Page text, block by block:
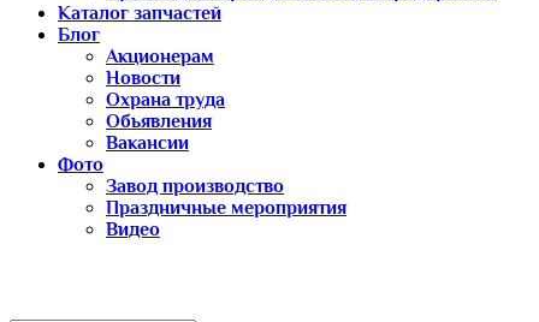
Каталог запчастей
Блог
Акционерам
Новости
Охрана труда
Обьявления
Вакансии
Фото
Завод производство
Праздничные мероприятия
Видео